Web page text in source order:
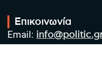
Επικοινωνία
Email:
Τηλ: